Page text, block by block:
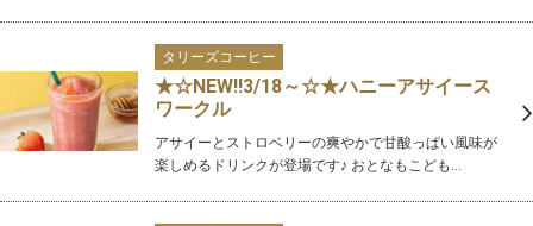
タリーズコーヒー
★☆NEW‼3/18～☆★ハニーアサイース
ワークル
アサイーとストロベリーの爽やかで甘酸っぱい風味が
楽しめるドリンクが登場です♪ おとなもこども...